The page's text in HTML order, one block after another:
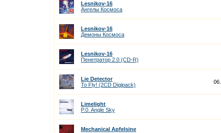
Lesnikov-16
Ангелы Космоса
Lesnikov-16
Демоны Космоса
Lesnikov-16
Пенетратор 2.0 (CD-R)
Lie Detector
To Fly! (2CD Digipack)
Limelight
P.0. Angle Sky
Mechanical Apfelsine